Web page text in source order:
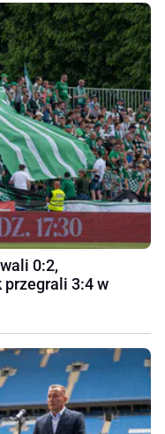
0:2,
3:4 w